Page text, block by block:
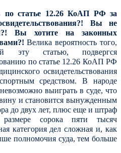
по статье 12.26 КоАП РФ за
Вы не
Вы хотите на законных
Велика вероятность того,
эту статью, подвергся
по статье 12.26 КоАП РФ
освидетельствования
средством. В народе
выиграть в суде, что
и становится вынужденным
до двух лет, плюс еще и штраф
сорока пяти тысяч
категория дел сложная и, как
полномочия суда, тем больше